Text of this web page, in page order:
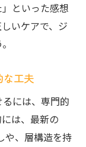
といった感想
いケアで、ジ
な工夫
には、専門的
は、最新の
や、層構造を持